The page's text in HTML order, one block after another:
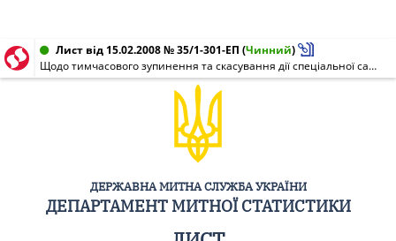
Лист від 15.02.2008 № 35/1-301-ЕП (Чинний)
Щодо тимчасового зупинення та скасування дії спеціальної санкції
ДЕРЖАВНА МИТНА СЛУЖБА УКРАЇНИ
ДЕПАРТАМЕНТ МИТНОЇ СТАТИСТИКИ